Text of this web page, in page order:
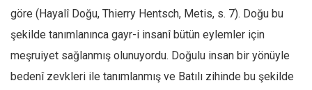
Amerika
Avustralya
Tarih
Düşünce
göre (Hayalî Doğu, Thierry Hentsch, Metis, s. 7). Doğu bu
şekilde tanımlanınca gayr-i insanî bütün eylemler için
meşruiyet sağlanmış olunuyordu. Doğulu insan bir yönüyle
bedenî zevkleri ile tanımlanmış ve Batılı zihinde bu şekilde